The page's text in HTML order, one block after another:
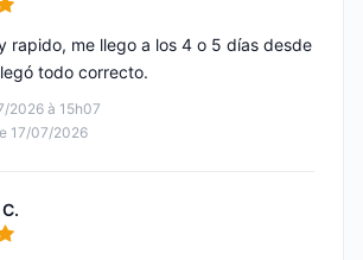
5
2026 à 15h07
17/07/2026
rapido, me llego a los 4 o 5 días desde
todo correcto.
5